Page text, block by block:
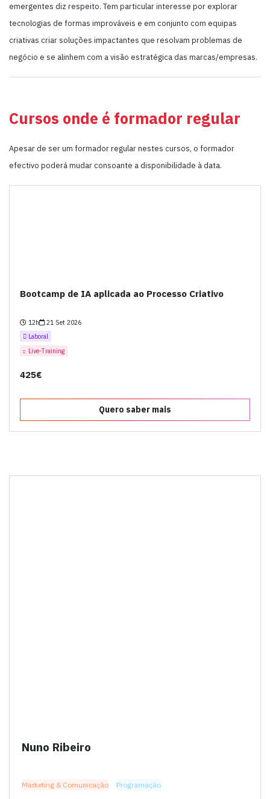
emergentes diz respeito. Tem particular interesse por explorar
tecnologias de formas improváveis e em conjunto com equipas
criativas criar soluções impactantes que resolvam problemas de
negócio e se alinhem com a visão estratégica das marcas/empresas.
Cursos onde é formador regular
Apesar de ser um formador regular nestes cursos, o formador
efectivo poderá mudar consoante a disponibilidade à data.
Bootcamp de IA aplicada ao Processo Criativo
12h
21 Set 2026
Laboral
Live-Training
425€
Quero saber mais
Nuno Ribeiro
Marketing & Comunicação Programação